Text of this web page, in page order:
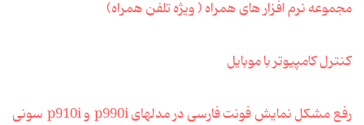
مجموعه نرم افزار های همراه ( ویژه تلفن همراه)
کنترل کامپیوتر با موبایل
رفع مشکل نمایش فونت فارسی در مدلهای p990i و p910i سونی